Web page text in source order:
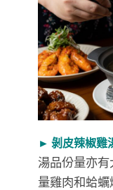
► 剝皮辣椒雞
湯品份量亦
量雞肉和蛤